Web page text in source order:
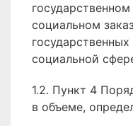
социальном
социальной
1.2. Пункт 4
в объеме,